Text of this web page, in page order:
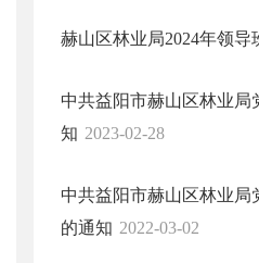
赫山区林业局2024年领导
中共益阳市赫山区林业局
知 2023-02-28
中共益阳市赫山区林业局
的通知 2022-03-02